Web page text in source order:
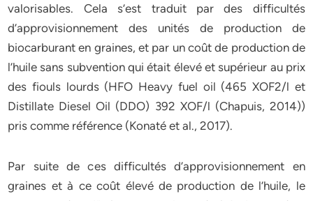
valorisables. Cela s’est traduit par des difficultés
d’approvisionnement des unités de production de
biocarburant en graines, et par un coût de production de
l’huile sans subvention qui était élevé et supérieur au prix
des fiouls lourds (HFO Heavy fuel oil (465 XOF2/l et
Distillate Diesel Oil (DDO) 392 XOF/l (Chapuis, 2014))
pris comme référence (Konaté et al., 2017).
Par suite de ces difficultés d’approvisionnement en
graines et à ce coût élevé de production de l’huile, le